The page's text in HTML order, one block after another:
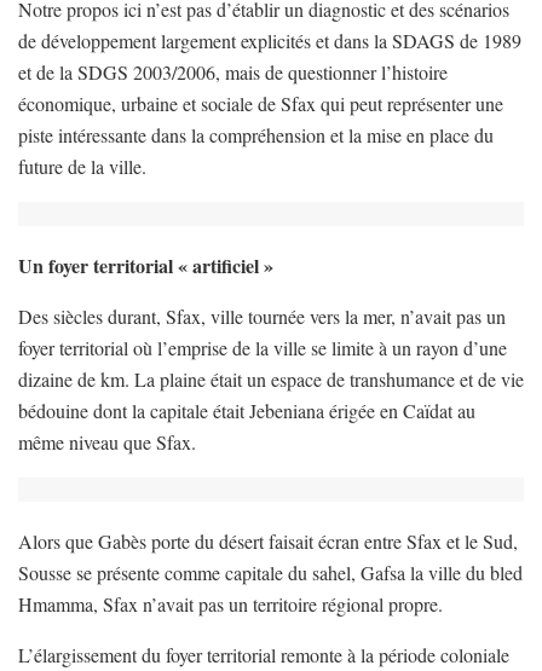
Notre propos ici n’est pas d’établir un diagnostic et des scénarios
de développement largement explicités et dans la SDAGS de 1989
et de la SDGS 2003/2006, mais de questionner l’histoire
économique, urbaine et sociale de Sfax qui peut représenter une
piste intéressante dans la compréhension et la mise en place du
future de la ville.
Un foyer territorial « artificiel »
Des siècles durant, Sfax, ville tournée vers la mer, n’avait pas un
foyer territorial où l’emprise de la ville se limite à un rayon d’une
dizaine de km. La plaine était un espace de transhumance et de vie
bédouine dont la capitale était Jebeniana érigée en Caïdat au
même niveau que Sfax.
Alors que Gabès porte du désert faisait écran entre Sfax et le Sud,
Sousse se présente comme capitale du sahel, Gafsa la ville du bled
Hmamma, Sfax n’avait pas un territoire régional propre.
L’élargissement du foyer territorial remonte à la période coloniale